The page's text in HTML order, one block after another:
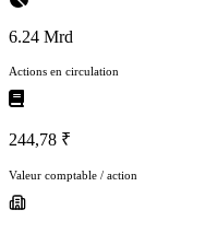
6.24 Mrd
Actions en circulation
244,78 ₹
Valeur comptable / action